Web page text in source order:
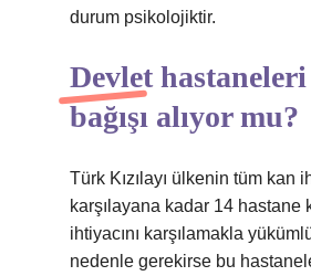
durum psikolojiktir.
Devlet
bağışı alıyor mu?
Türk Kızılayı ülkenin tüm kan
karşılayana kadar 14 hastane
ihtiyacını karşılamakla
nedenle gerekirse bu